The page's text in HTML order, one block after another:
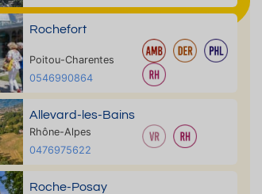
Rochefort
Poitou-Charentes
0546990864
Allevard-les-Bains
Rhône-Alpes
0476975622
Roche-Posay